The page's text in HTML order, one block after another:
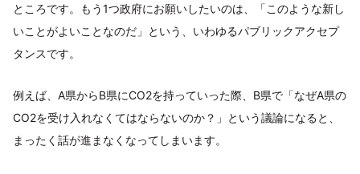
ところです。もう1つ政府にお願いしたいのは、「このような新し
いことがよいことなのだ」という、いわゆるパブリックアクセプ
タンスです。
例えば、A県からB県にCO2を持っていった際、B県で「なぜA県の
CO2を受け入れなくてはならないのか？」という議論になると、
まったく話が進まなくなってしまいます。